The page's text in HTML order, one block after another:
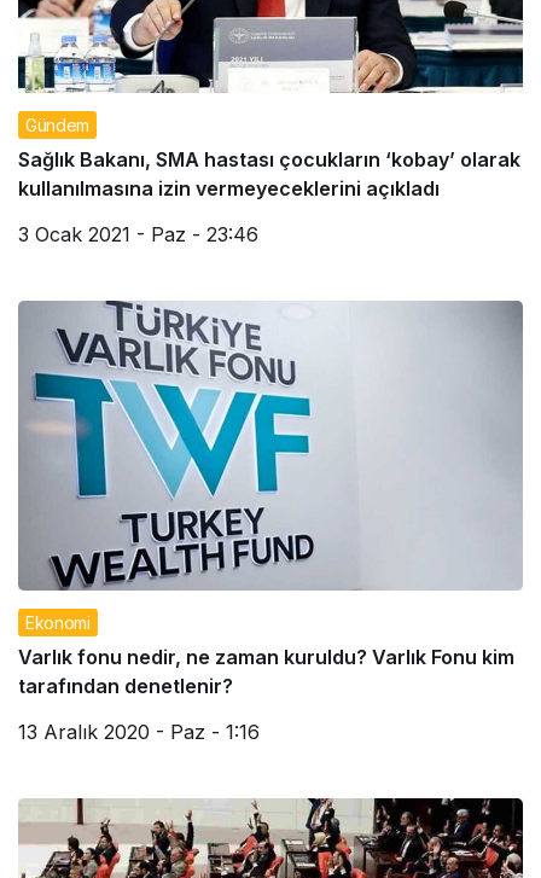
Gündem
Sağlık Bakanı, SMA hastası çocukların ‘kobay’ olarak
kullanılmasına izin vermeyeceklerini açıkladı
3 Ocak 2021 - Paz - 23:46
Ekonomi
Varlık fonu nedir, ne zaman kuruldu? Varlık Fonu kim
tarafından denetlenir?
13 Aralık 2020 - Paz - 1:16